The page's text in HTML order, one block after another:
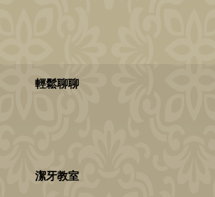
輕鬆聊聊
潔牙教室